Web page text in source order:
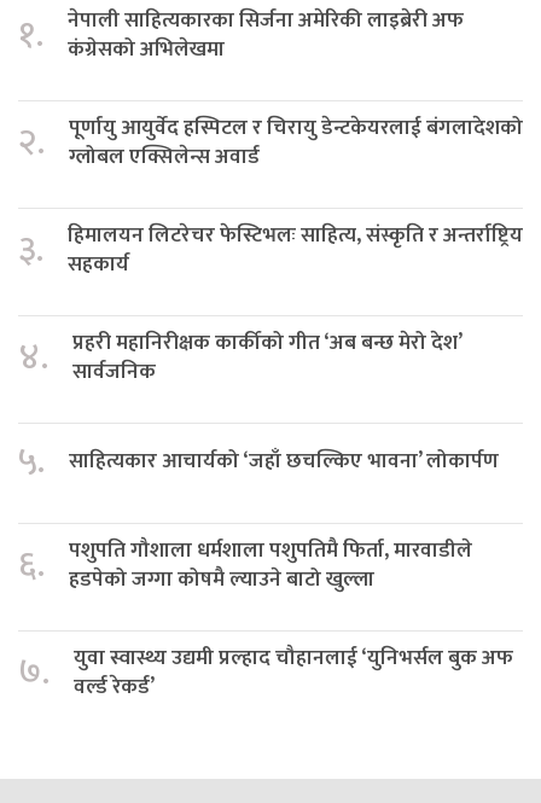
१.
नेपाली साहित्यकारका सिर्जना अमेरिकी लाइब्रेरी अफ
कंग्रेसको अभिलेखमा
२.
पूर्णायु आयुर्वेद हस्पिटल र चिरायु डेन्टकेयरलाई बंगलादेशको
ग्लोबल एक्सिलेन्स अवार्ड
३.
हिमालयन लिटरेचर फेस्टिभलः साहित्य, संस्कृति र अन्तर्राष्ट्रिय
सहकार्य
४.
प्रहरी महानिरीक्षक कार्कीको गीत ‘अब बन्छ मेरो देश’
सार्वजनिक
५. साहित्यकार आचार्यको ‘जहाँ छचल्किए भावना’ लोकार्पण
६.
पशुपति गौशाला धर्मशाला पशुपतिमै फिर्ता, मारवाडीले
हडपेको जग्गा कोषमै ल्याउने बाटो खुल्ला
७.
युवा स्वास्थ्य उद्यमी प्रल्हाद चौहानलाई ‘युनिभर्सल बुक अफ
वर्ल्ड रेकर्ड’